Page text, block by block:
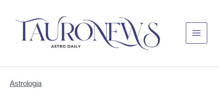
Menu
Astrologia